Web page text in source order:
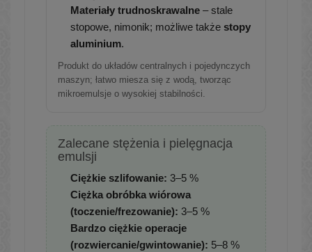
Materiały trudnoskrawalne – stale
stopowe, nimonik; możliwe także stopy
aluminium.
Produkt do układów centralnych i pojedynczych
maszyn; łatwo miesza się z wodą, tworząc
mikroemulsje o wysokiej stabilności.
Zalecane stężenia i pielęgnacja
emulsji
Ciężkie szlifowanie: 3–5 %
Ciężka obróbka wiórowa
(toczenie/frezowanie): 3–5 %
Bardzo ciężkie operacje
(rozwiercanie/gwintowanie): 5–8 %